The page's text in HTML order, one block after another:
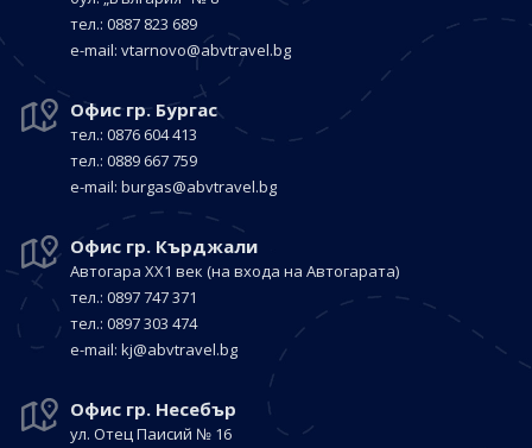
тел.: 0887 823 689
е-mail: vtarnovo@abvtravel.bg
Офис гр. Бургас
тел.: 0876 604 413
тел.: 0889 667 759
е-mail: burgas@abvtravel.bg
Офис гр. Кърджали
Автогара ХХ1 век (на входа на Автогарата)
тел.: 0897 747 371
тел.: 0897 303 474
е-mail: kj@abvtravel.bg
Офис гр. Несебър
ул. Отец Паисий № 16